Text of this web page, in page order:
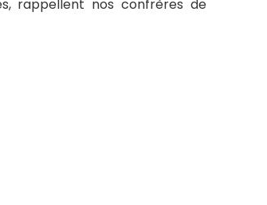
rappellent nos confrères de